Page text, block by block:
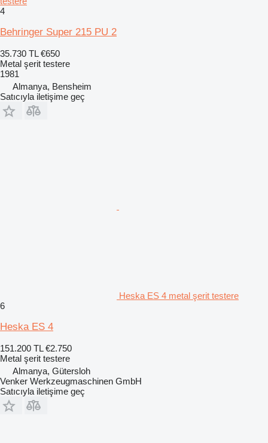
4
Behringer Super 215 PU 2
35.730 TL €650
Metal şerit testere
1981
Almanya, Bensheim
Satıcıyla iletişime geç
Heska ES 4 metal şerit testere
6
Heska ES 4
151.200 TL €2.750
Metal şerit testere
Almanya, Gütersloh
Venker Werkzeugmaschinen GmbH
Satıcıyla iletişime geç